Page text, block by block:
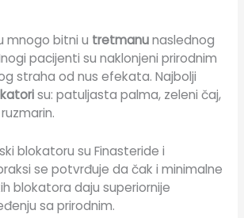
mnogo bitni u tretmanunaslednog
pacijenti su naklonjeni prirodnim
straha od nus efekata. Najbolji
su: patuljasta palma, zeleni čaj,
blokatoru su Finasteride i
se potvrđuje da čak i minimalne
blokatora daju superiornije
sa prirodnim.